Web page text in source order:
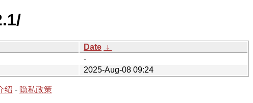
Date ↓
-
2025-Aug-08 09:24
绍 - 隐私政策